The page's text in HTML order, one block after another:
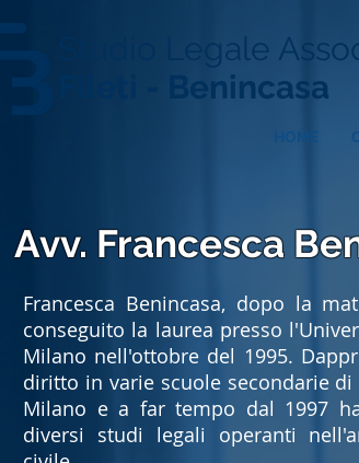
Studio Legale
Fileti - Benincasa
HOME
Francesca Benincasa, dopo la
conseguito la laurea presso
Milano nell'ottobre del 1995.
diritto in varie scuole secondarie
Milano e a far tempo dal 1997
diversi studi legali operanti
Avv. Francesca